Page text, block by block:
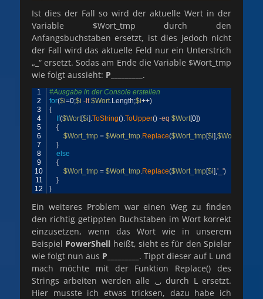
Ist dies der Fall so wird der aktuelle Wert in der
Variable $Wort_tmp durch den
Anfangsbuchstaben ersetzt, ist dies jedoch nicht
der Fall wird das aktuelle Feld nur ein Unterstrich
„_“ ersetzt. Sodas am Ende die Variable $Wort_tmp
wie folgt aussieht: P_________ .
1
2
3
4
5
6
7
8
9
10
11
12
#Ausgabe in der Console erstellen
for($i=0;$i -lt $Wort.Length;$i++)
{
If($Wort[$i].ToString().ToUpper() -eq $Wort[0])
{
$Wort_tmp = $Wort_tmp.Replace($Wort_tmp[$i],$Wort
}
else
{
$Wort_tmp = $Wort_tmp.Replace($Wort_tmp[$i],'_')
}
}
Ein weiteres Problem war einen Weg zu finden
den richtig getippten Buchstaben im Wort korrekt
einzusetzen, wenn das Wort wie in unserem
Beispiel PowerShell heißt, sieht es für den Spieler
wie folgt nun aus P_________ . Tippt dieser auf L und
mach möchte mit der Funktion Replace() des
Strings arbeiten werden alle ‚_ ‚ durch L ersetzt.
Hier musste ich etwas tricksen, dazu habe ich